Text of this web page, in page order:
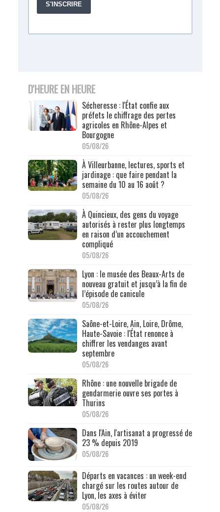
D'HEURE EN HEURE
Sécheresse : l'État confie aux
préfets le chiffrage des pertes
agricoles en Rhône-Alpes et
Bourgogne
05/08/26
À Villeurbanne, lectures, sports et
jardinage : que faire pendant la
semaine du 10 au 16 août ?
05/08/26
À Quincieux, des gens du voyage
autorisés à rester plus longtemps
en raison d’un accouchement
compliqué
05/08/26
Lyon : le musée des Beaux-Arts de
nouveau gratuit et jusqu’à la fin de
l’épisode de canicule
05/08/26
Saône-et-Loire, Ain, Loire, Drôme,
Haute-Savoie : l'État renonce à
chiffrer les vendanges avant
septembre
05/08/26
Rhône : une nouvelle brigade de
gendarmerie ouvre ses portes à
Thurins
05/08/26
Dans l'Ain, l'artisanat a progressé de
23 % depuis 2019
05/08/26
Départs en vacances : un week-end
chargé sur les routes autour de
Lyon, les axes à éviter
05/08/26